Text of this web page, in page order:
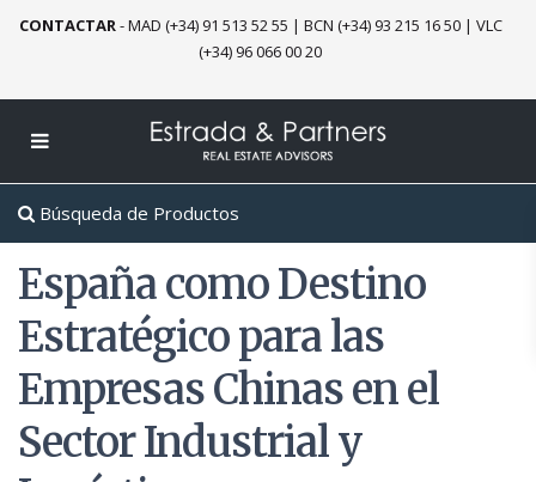
CONTACTAR-MAD (+34) 91 513 52 55 | BCN (+34) 93 215 16 50| VLC
(+34) 96 066 00 20
Búsqueda de Productos
España como Destino
Estratégico para las
Empresas Chinas en el
Sector Industrial y